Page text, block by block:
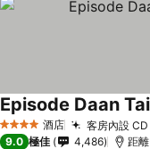
4 星級 酒店 客房內設
Episode Daan
9.0 極佳 4,486 距